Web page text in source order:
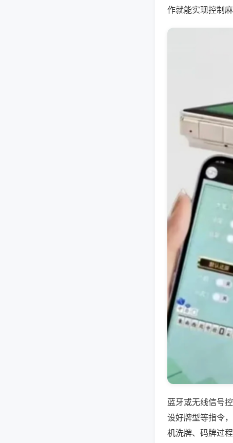
作就能实现控制
蓝牙或无线信号
设好牌型等指令
机洗牌、码牌过